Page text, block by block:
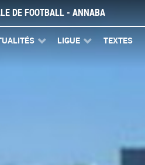
DE FOOTBALL - ANNABA
LIGUE TEXTES